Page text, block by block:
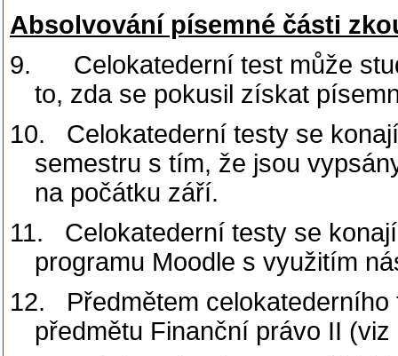
Absolvování písemné části
9.
Celokatederní test může
to, zda se pokusil získat
10.
Celokatederní testy se
semestru s tím, že jsou
na počátku září.
11.
Celokatederní testy se
programu Moodle s využitím
12.
Předmětem
předmětu Finanční právo II